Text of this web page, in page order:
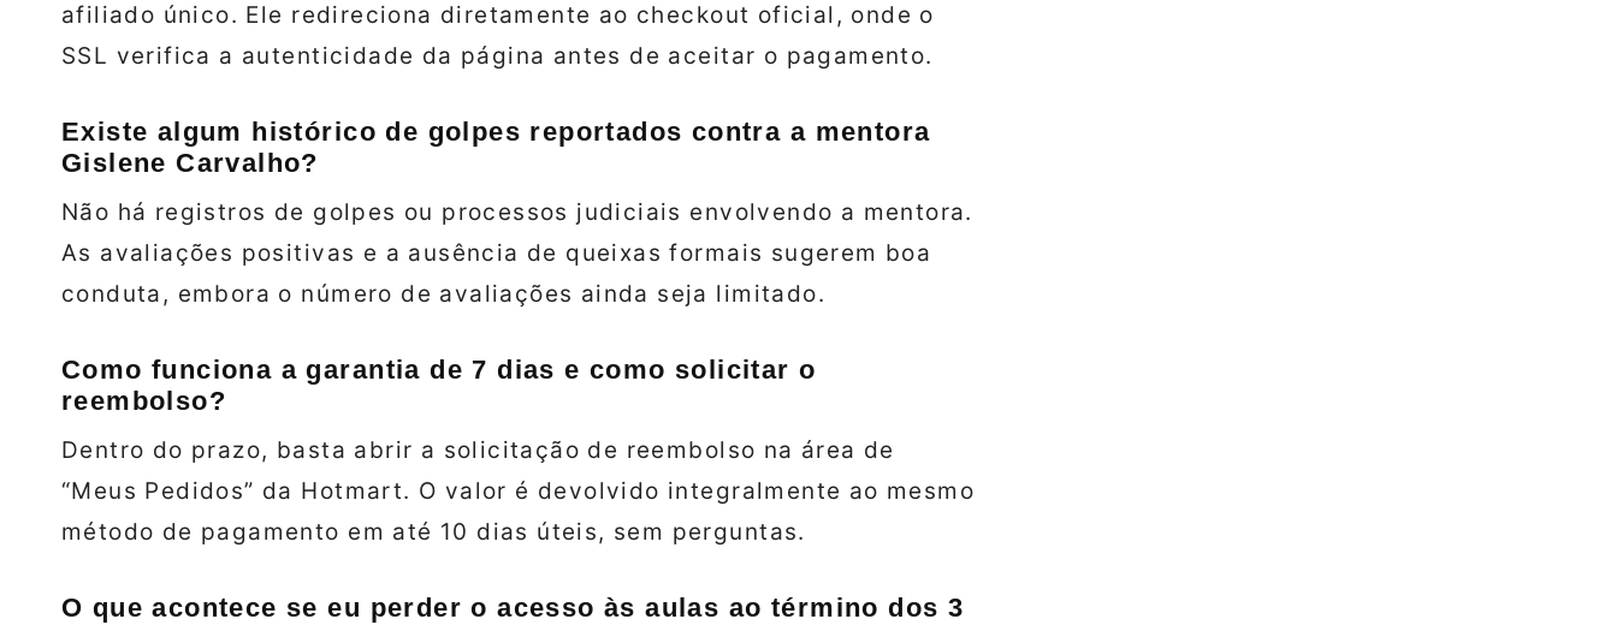
afiliado único. Ele redireciona diretamente ao checkout oficial, onde o
SSL verifica a autenticidade da página antes de aceitar o pagamento.
Existe algum histórico de golpes reportados contra a mentora
Gislene Carvalho?
Não há registros de golpes ou processos judiciais envolvendo a mentora.
As avaliações positivas e a ausência de queixas formais sugerem boa
conduta, embora o número de avaliações ainda seja limitado.
Como funciona a garantia de 7 dias e como solicitar o
reembolso?
Dentro do prazo, basta abrir a solicitação de reembolso na área de
“Meus Pedidos” da Hotmart. O valor é devolvido integralmente ao mesmo
método de pagamento em até 10 dias úteis, sem perguntas.
O que acontece se eu perder o acesso às aulas ao término dos 3